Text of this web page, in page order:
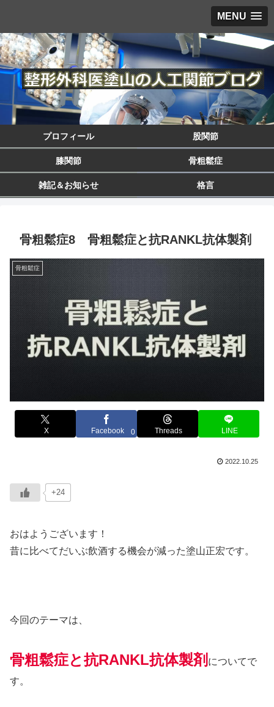
MENU
プロフィール 股関節
膝関節 骨粗鬆症
雑記＆お知らせ 格言
骨粗鬆症8 骨粗鬆症と抗RANKL抗体製剤
骨粗鬆症
X Facebook 0 Threads LINE
2022.10.25
+24
おはようございます！
昔に比べてだいぶ飲酒する機会が減った塗山正宏です。
今回のテーマは、
骨粗鬆症と抗RANKL抗体製剤 についてで
す。